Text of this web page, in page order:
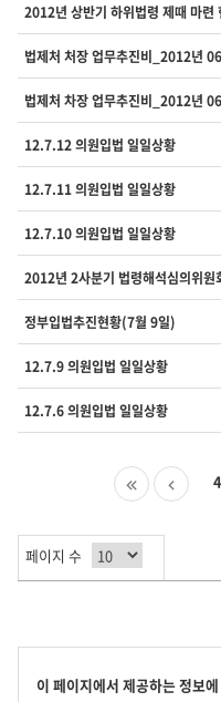
서
·
유
형
별
정
보
의
번
호,
제
목,
담
당
부
서,
유
형,
록
를
제
공
다.
2012년 상반기 하위법령 제때 마련
법제처 처장 업무추진비_2012년
법제처 차장 업무추진비_2012년
12.7.12 의원입법 일일상황
12.7.11 의원입법 일일상황
12.7.10 의원입법 일일상황
2012년 2사분기 법령해석심의위원
정부입법추진현황(7월 9일)
12.7.9 의원입법 일일상황
12.7.6 의원입법 일일상황
첫
페
지
이
전
페이지 수
콘
이 페이지에서 제공하는 정보